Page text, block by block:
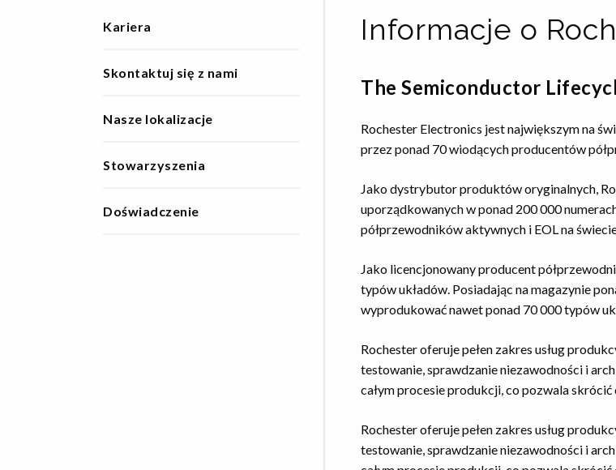
Kariera
Skontaktuj się z nami
Nasze lokalizacje
Stowarzyszenia
Doświadczenie
Informacje o
The Semiconductor
Rochester Electronics jest największym na
przez ponad 70 wiodących producentów
Jako dystrybutor produktów oryginalnych,
uporządkowanych w ponad 200 000
półprzewodników aktywnych i EOL na
Jako licencjonowany producent
typów układów. Posiadając na magazynie
wyprodukować nawet ponad 70 000 typów
Rochester oferuje pełen zakres usług
testowanie, sprawdzanie niezawodności i
całym procesie produkcji, co pozwala
Rochester oferuje pełen zakres usług
testowanie, sprawdzanie niezawodności i